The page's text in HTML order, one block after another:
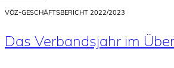
VÖZ-GESCHÄFTSBERICHT 2022/2023
Das Verbandsjahr im